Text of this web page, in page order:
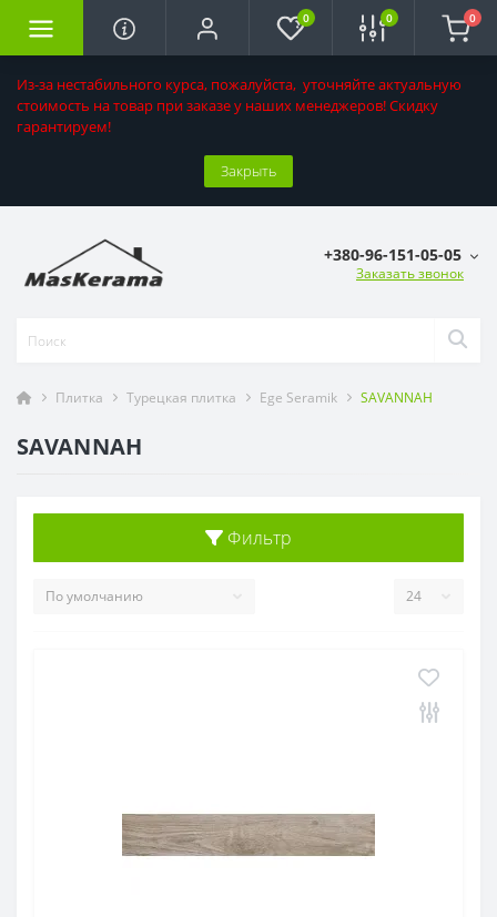
Из-за нестабильного курса, пожалуйста, уточняйте актуальную
стоимость на товар при заказе у наших менеджеров! Скидку
гарантируем!
Закрыть
0 0 0
+380-96-151-05-05
Заказать звонок
Плитка Турецкая плитка Ege Seramik SAVANNAH
SAVANNAH
Фильтр